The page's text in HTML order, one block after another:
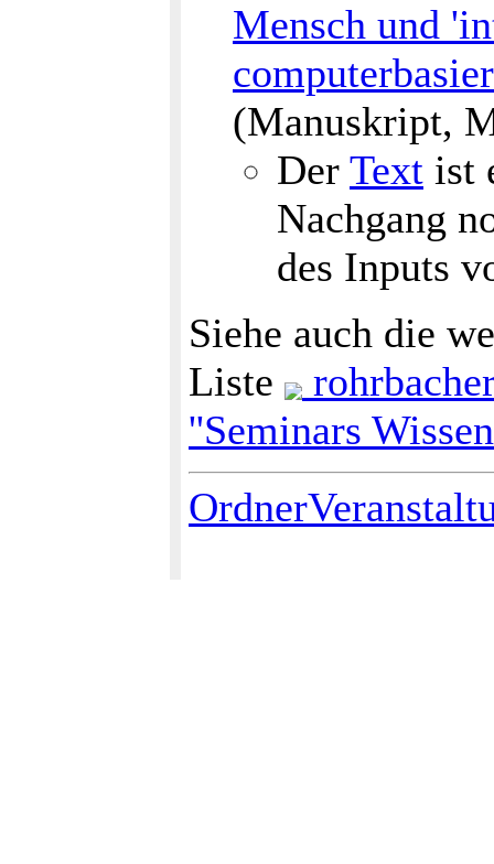
Mensch und
(Manuskript,
Der Text ist
Nachgang
des Inputs
Siehe auch die
Liste
''Seminars